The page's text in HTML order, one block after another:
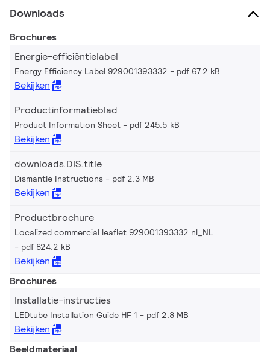
Downloads
Brochures
Energie-efficiëntielabel
Energy Efficiency Label 929001393332 pdf 67.2 kB
Bekijken
Productinformatieblad
Product Information Sheet pdf 245.5 kB
Bekijken
downloads.DIS.title
Dismantle Instructions pdf 2.3 MB
Bekijken
Productbrochure
Localized commercial leaflet 929001393332 nl_NL
pdf 824.2 kB
Bekijken
Brochures
Installatie-instructies
LEDtube Installation Guide HF 1 pdf 2.8 MB
Bekijken
Beeldmateriaal